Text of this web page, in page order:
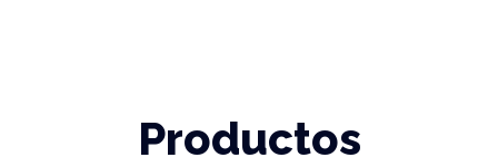
Productos